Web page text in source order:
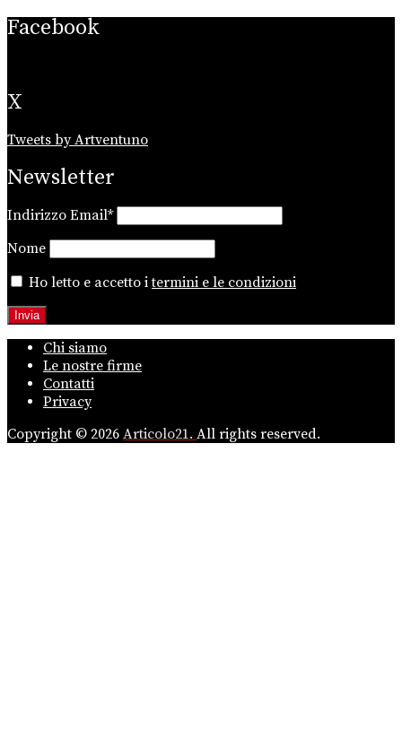
Facebook
X
Tweets by Artventuno
Newsletter
Indirizzo Email*
Nome
Ho letto e accetto itermini e le condizioni
Chi siamo
Le nostre firme
Contatti
Privacy
Copyright © 2026 Articolo21. All rights reserved.